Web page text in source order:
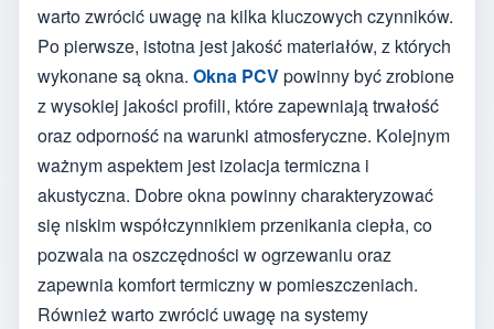
warto zwrócić uwagę na kilka kluczowych czynników.
Po pierwsze, istotna jest jakość materiałów, z których
wykonane są okna. Okna PCVpowinny być zrobione
z wysokiej jakości profili, które zapewniają trwałość
oraz odporność na warunki atmosferyczne. Kolejnym
ważnym aspektem jest izolacja termiczna i
akustyczna. Dobre okna powinny charakteryzować
się niskim współczynnikiem przenikania ciepła, co
pozwala na oszczędności w ogrzewaniu oraz
zapewnia komfort termiczny w pomieszczeniach.
Również warto zwrócić uwagę na systemy